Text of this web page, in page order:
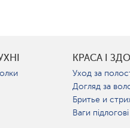
КРАСА І
Уход за
Догляд за
Бритье и
Ваги підлогові